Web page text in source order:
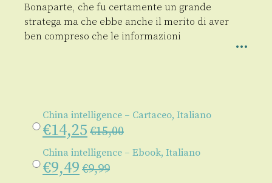
Bonaparte, che fu certamente un grande
stratega ma che ebbe anche il merito di aver
ben compreso che le informazioni
China intelligence – Cartaceo, Italiano
€14,25 €15,00
China intelligence – Ebook, Italiano
€9,49 €9,99